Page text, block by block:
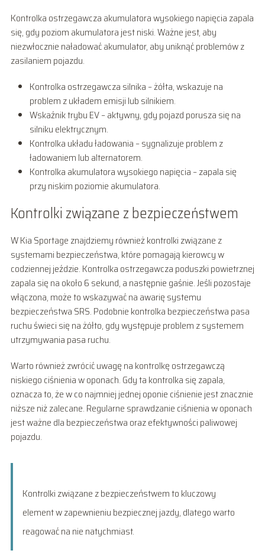
Kontrolka ostrzegawcza akumulatora wysokiego napięcia zapala
się, gdy poziom akumulatora jest niski. Ważne jest, aby
niezwłocznie naładować akumulator, aby uniknąć problemów z
zasilaniem pojazdu.
Kontrolka ostrzegawcza silnika – żółta, wskazuje na
problem z układem emisji lub silnikiem.
Wskaźnik trybu EV – aktywny, gdy pojazd porusza się na
silniku elektrycznym.
Kontrolka układu ładowania – sygnalizuje problem z
ładowaniem lub alternatorem.
Kontrolka akumulatora wysokiego napięcia – zapala się
przy niskim poziomie akumulatora.
Kontrolki związane z bezpieczeństwem
W Kia Sportage znajdziemy również kontrolki związane z
systemami bezpieczeństwa, które pomagają kierowcy w
codziennej jeździe. Kontrolka ostrzegawcza poduszki powietrznej
zapala się na około 6 sekund, a następnie gaśnie. Jeśli pozostaje
włączona, może to wskazywać na awarię systemu
bezpieczeństwa SRS. Podobnie kontrolka bezpieczeństwa pasa
ruchu świeci się na żółto, gdy występuje problem z systemem
utrzymywania pasa ruchu.
Warto również zwrócić uwagę na kontrolkę ostrzegawczą
niskiego ciśnienia w oponach. Gdy ta kontrolka się zapala,
oznacza to, że w co najmniej jednej oponie ciśnienie jest znacznie
niższe niż zalecane. Regularne sprawdzanie ciśnienia w oponach
jest ważne dla bezpieczeństwa oraz efektywności paliwowej
pojazdu.
Kontrolki związane z bezpieczeństwem to kluczowy
element w zapewnieniu bezpiecznej jazdy, dlatego warto
reagować na nie natychmiast.